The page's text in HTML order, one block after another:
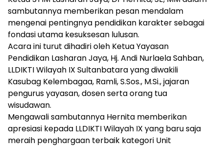
sambutannya memberikan pesan mendalam
mengenai pentingnya pendidikan karakter sebagai
fondasi utama kesuksesan lulusan.
Acara ini turut dihadiri oleh Ketua Yayasan
Pendidikan Lasharan Jaya, Hj. Andi Nurlaela Sahban,
LLDIKTI Wilayah IX Sultanbatara yang diwakili
Kasubag Kelembagaa, Ramli, S.Sos., M.Si., jajaran
pengurus yayasan, dosen serta orang tua
wisudawan.
Mengawali sambutannya Hernita memberikan
apresiasi kepada LLDIKTI Wilayah IX yang baru saja
meraih penghargaan terbaik kategori Unit